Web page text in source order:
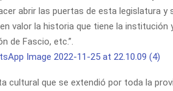
abrir las puertas de esta legislatura y
valor la historia que tiene la
de Fascio, etc.”.
cultural que se extendió por toda la